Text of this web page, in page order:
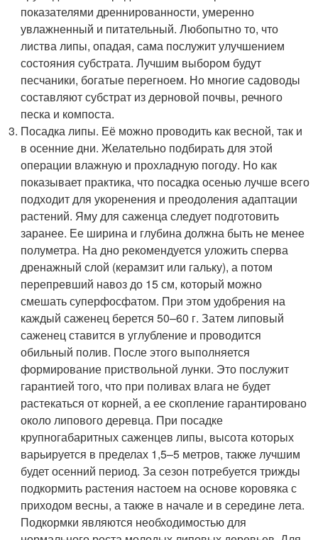
показателями дреннированности, умеренно
увлажненный и питательный. Любопытно то, что
листва липы, опадая, сама послужит улучшением
состояния субстрата. Лучшим выбором будут
песчаники, богатые перегноем. Но многие садоводы
составляют субстрат из дерновой почвы, речного
песка и компоста.
Посадка липы. Её можно проводить как весной, так и
в осенние дни. Желательно подбирать для этой
операции влажную и прохладную погоду. Но как
показывает практика, что посадка осенью лучше всего
подходит для укоренения и преодоления адаптации
растений. Яму для саженца следует подготовить
заранее. Ее ширина и глубина должна быть не менее
полуметра. На дно рекомендуется уложить сперва
дренажный слой (керамзит или гальку), а потом
перепревший навоз до 15 см, который можно
смешать суперфосфатом. При этом удобрения на
каждый саженец берется 50–60 г. Затем липовый
саженец ставится в углубление и проводится
обильный полив. После этого выполняется
формирование приствольной лунки. Это послужит
гарантией того, что при поливах влага не будет
растекаться от корней, а ее скопление гарантировано
около липового деревца. При посадке
крупногабаритных саженцев липы, высота которых
варьируется в пределах 1,5–5 метров, также лучшим
будет осенний период. За сезон потребуется трижды
подкормить растения настоем на основе коровяка с
приходом весны, а также в начале и в середине лета.
Подкормки являются необходимостью для